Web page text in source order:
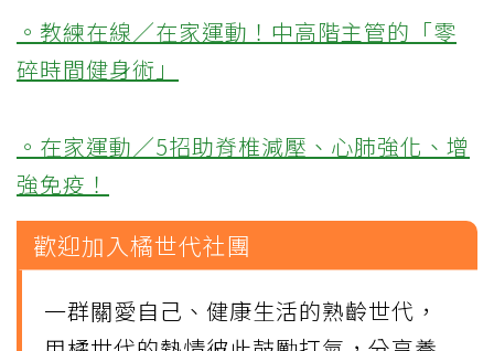
。教練在線／在家運動！中高階主管的「零
碎時間健身術」
。在家運動／5招助脊椎減壓、心肺強化、增
強免疫！
歡迎加入橘世代社團
一群關愛自己、健康生活的熟齡世代，